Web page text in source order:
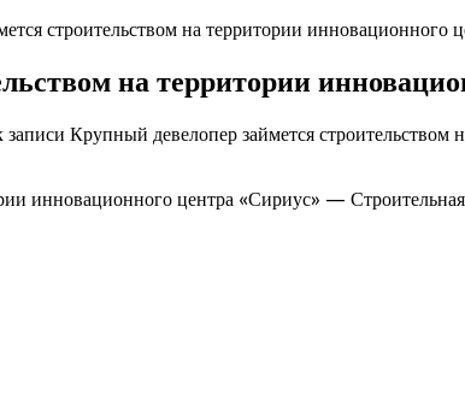
строительством на территории инновационного
на территории
записи Крупный девелопер займется